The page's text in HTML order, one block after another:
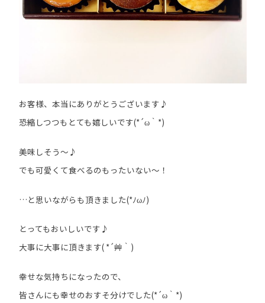
お客様、本当にありがとうございます♪
恐縮しつつもとても嬉しいです(*´ω｀*)
美味しそう～♪
でも可愛くて食べるのもったいない～！
…と思いながらも頂きました(*ﾉωﾉ)
とってもおいしいです♪
大事に大事に頂きます( *´艸｀)
幸せな気持ちになったので、
皆さんにも幸せのおすそ分けでした(*´ω｀*)